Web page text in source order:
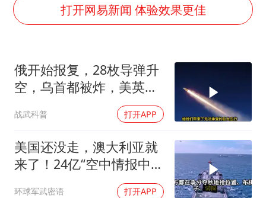
白海豚将正面袭击贯穿浙江
黄金牛市回来了吗
杭州全市有序停课
乐享全民健身 共筑健康中国
打开网易新闻 体验效果更佳
俄开始报复，28枚导弹升
空，乌首都被炸，美英法
战武科普 打开APP
美国还没走，澳大利亚就
来了！24亿“空中情报中
心”刚到手就杀入南海
环球军武密语 打开APP